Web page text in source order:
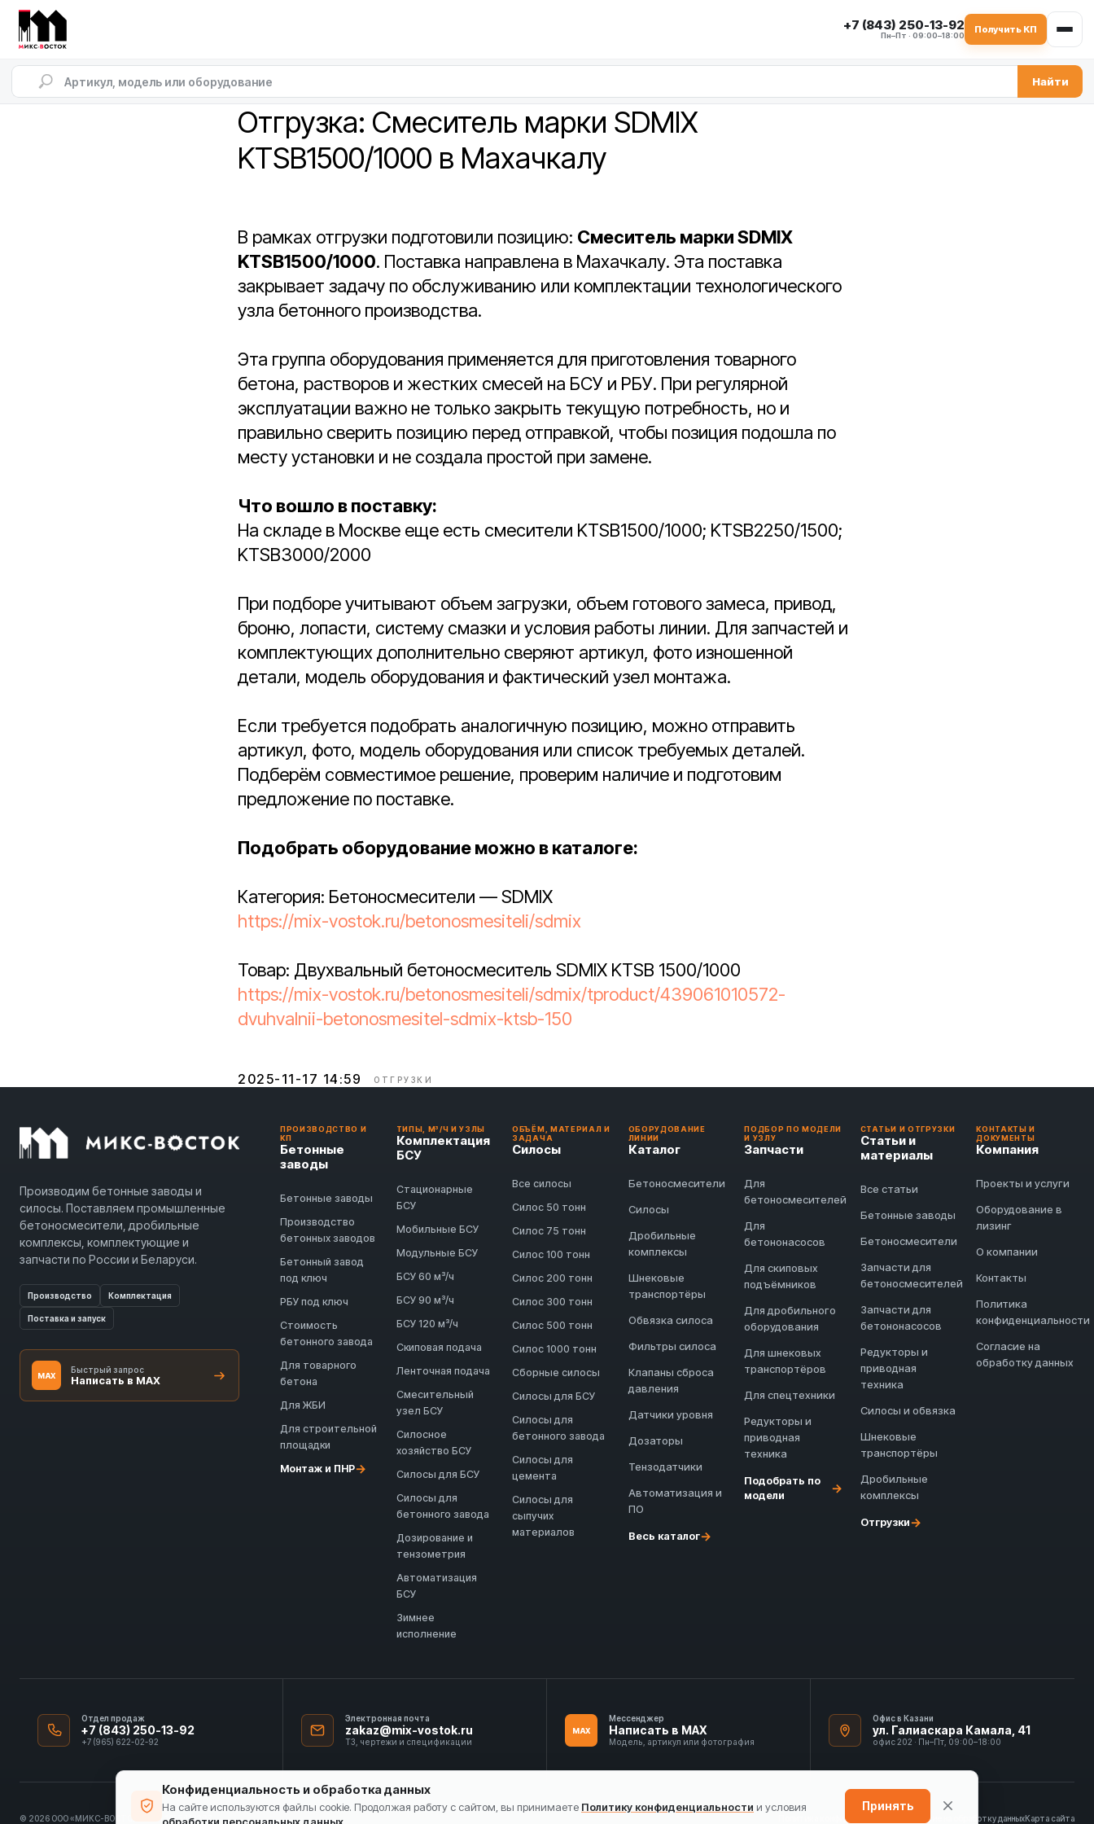
+7 (843) 250-13-92
Пн–Пт · 09:00–18:00
Получить КП
Найти
Отгрузка: Смеситель марки SDMIX
KTSB1500/1000 в Махачкалу
В рамках отгрузки подготовили позицию: Смеситель марки SDMIX
KTSB1500/1000. Поставка направлена в Махачкалу. Эта поставка
закрывает задачу по обслуживанию или комплектации технологического
узла бетонного производства.
Эта группа оборудования применяется для приготовления товарного
бетона, растворов и жестких смесей на БСУ и РБУ. При регулярной
эксплуатации важно не только закрыть текущую потребность, но и
правильно сверить позицию перед отправкой, чтобы позиция подошла по
месту установки и не создала простой при замене.
Что вошло в поставку:
На складе в Москве еще есть смесители KTSB1500/1000; KTSB2250/1500;
KTSB3000/2000
При подборе учитывают объем загрузки, объем готового замеса, привод,
броню, лопасти, систему смазки и условия работы линии. Для запчастей и
комплектующих дополнительно сверяют артикул, фото изношенной
детали, модель оборудования и фактический узел монтажа.
Если требуется подобрать аналогичную позицию, можно отправить
артикул, фото, модель оборудования или список требуемых деталей.
Подберём совместимое решение, проверим наличие и подготовим
предложение по поставке.
Подобрать оборудование можно в каталоге:
Категория: Бетоносмесители — SDMIX
https://mix-vostok.ru/betonosmesiteli/sdmix
Товар: Двухвальный бетоносмеситель SDMIX KTSB 1500/1000
https://mix-vostok.ru/betonosmesiteli/sdmix/tproduct/439061010572-
dvuhvalnii-betonosmesitel-sdmix-ktsb-150
2025-11-17 14:59 ОТГРУЗКИ
Производим бетонные заводы и
силосы. Поставляем промышленные
бетоносмесители, дробильные
комплексы, комплектующие и
запчасти по России и Беларуси.
Производство Комплектация
Поставка и запуск
MAX
Быстрый запрос
Написать в MAX
ПРОИЗВОДСТВО И
КП
Бетонные
заводы
Бетонные заводы
Производство
бетонных заводов
Бетонный завод
под ключ
РБУ под ключ
Стоимость
бетонного завода
Для товарного
бетона
Для ЖБИ
Для строительной
площадки
Монтаж и ПНР→
ТИПЫ, М³/Ч И УЗЛЫ
Комплектация
БСУ
Стационарные
БСУ
Мобильные БСУ
Модульные БСУ
БСУ 60 м³/ч
БСУ 90 м³/ч
БСУ 120 м³/ч
Скиповая подача
Ленточная подача
Смесительный
узел БСУ
Силосное
хозяйство БСУ
Силосы для БСУ
Силосы для
бетонного завода
Дозирование и
тензометрия
Автоматизация
БСУ
Зимнее
исполнение
ОБЪЁМ, МАТЕРИАЛ И
ЗАДАЧА
Силосы
Все силосы
Силос 50 тонн
Силос 75 тонн
Силос 100 тонн
Силос 200 тонн
Силос 300 тонн
Силос 500 тонн
Силос 1000 тонн
Сборные силосы
Силосы для БСУ
Силосы для
бетонного завода
Силосы для
цемента
Силосы для
сыпучих
материалов
ОБОРУДОВАНИЕ
ЛИНИИ
Каталог
Бетоносмесители
Силосы
Дробильные
комплексы
Шнековые
транспортёры
Обвязка силоса
Фильтры силоса
Клапаны сброса
давления
Датчики уровня
Дозаторы
Тензодатчики
Автоматизация и
ПО
Весь каталог→
ПОДБОР ПО МОДЕЛИ
И УЗЛУ
Запчасти
Для
бетоносмесителей
Для
бетононасосов
Для скиповых
подъёмников
Для дробильного
оборудования
Для шнековых
транспортёров
Для спецтехники
Редукторы и
приводная
техника
Подобрать по
модели
→
СТАТЬИ И ОТГРУЗКИ
Статьи и
материалы
Все статьи
Бетонные заводы
Бетоносмесители
Запчасти для
бетоносмесителей
Запчасти для
бетононасосов
Редукторы и
приводная
техника
Силосы и обвязка
Шнековые
транспортёры
Дробильные
комплексы
Отгрузки→
КОНТАКТЫ И
ДОКУМЕНТЫ
Компания
Проекты и услуги
Оборудование в
лизинг
О компании
Контакты
Политика
конфиденциальности
Согласие на
обработку данных
Отдел продаж
+7 (843) 250-13-92
+7 (965) 622-02-92
Электронная почта
zakaz@mix-vostok.ru
ТЗ, чертежи и спецификации
MAX
Мессенджер
Написать в MAX
Модель, артикул или фотография
Офис в Казани
ул. Галиаскара Камала, 41
офис 202 · Пн–Пт, 09:00–18:00
© 2026 ООО «МИКС-ВОСТОК» ИНН 1655413297 Политика конфиденциальности Согласие на обработку данныхКарта сайта
Конфиденциальность и обработка данных
На сайте используются файлы cookie. Продолжая работу с сайтом, вы принимаете Политику конфиденциальности и условия
Принять